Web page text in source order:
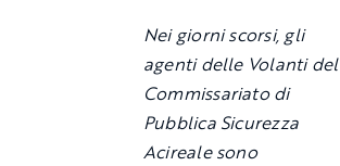
Nei giorni scorsi, gli
agenti delle Volanti del
Commissariato di
Pubblica Sicurezza
Acireale sono